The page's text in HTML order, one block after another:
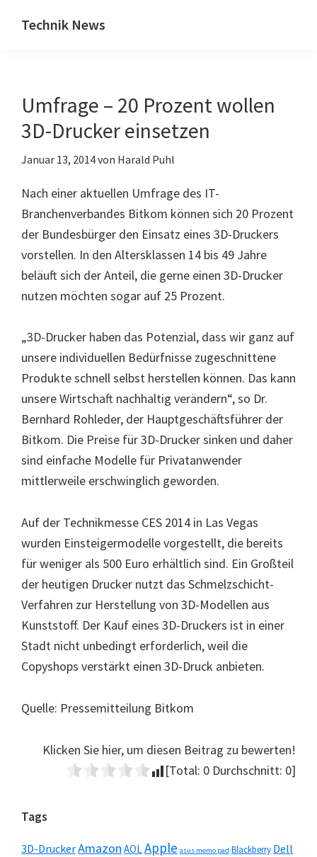
Inhalt
Seitenspalte
Technik News
IT,
Mobilfunk
Internet
Umfrage – 20 Prozent wollen
3D-Drucker einsetzen
Januar 13, 2014von Harald Puhl
Nach einer aktuellen Umfrage des IT-
Branchenverbandes Bitkom können sich 20 Prozent
der Bundesbürger den Einsatz eines 3D-Druckers
vorstellen. In den Altersklassen 14 bis 49 Jahre
beläuft sich der Anteil, die gerne einen 3D-Drucker
nutzen möchten sogar auf 25 Prozent.
„3D-Drucker haben das Potenzial, dass wir ganz auf
unsere individuellen Bedürfnisse zugeschnittene
Produkte schnell selbst herstellen können. Das kann
unsere Wirtschaft nachhaltig verändern“, so Dr.
Bernhard Rohleder, der Hauptgeschäftsführer der
Bitkom. Die Preise für 3D-Drucker sinken und daher
sind einfache Modelle für Privatanwender
mittlerweile erschwinglich geworden.
Auf der Technikmesse CES 2014 in Las Vegas
wurden Einsteigermodelle vorgestellt, die bereits
für weniger als 500 Euro erhältlich sind. Ein Großteil
der heutigen Drucker nutzt das Schmelzschicht-
Verfahren zur Herstellung von 3D-Modellen aus
Kunststoff. Der Kauf eines 3D-Druckers ist in einer
Stadt nicht unbedingt erforderlich, weil die
Copyshops verstärkt einen 3D-Druck anbieten.
Quelle: Pressemitteilung Bitkom
Klicken Sie hier, um diesen Beitrag zu bewerten!
[Total: 0 Durchschnitt: 0]
Seitenspalte
Tags
3D-DruckerAmazon AOLApple asus memo pad Blackberry Dell